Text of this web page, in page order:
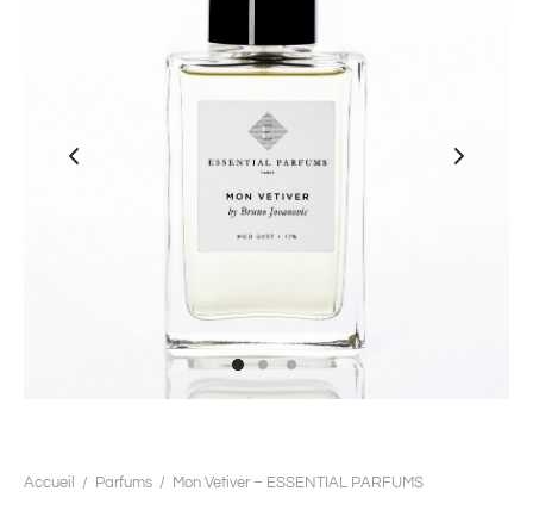
Accueil / Parfums / Mon Vetiver – ESSENTIAL PARFUMS